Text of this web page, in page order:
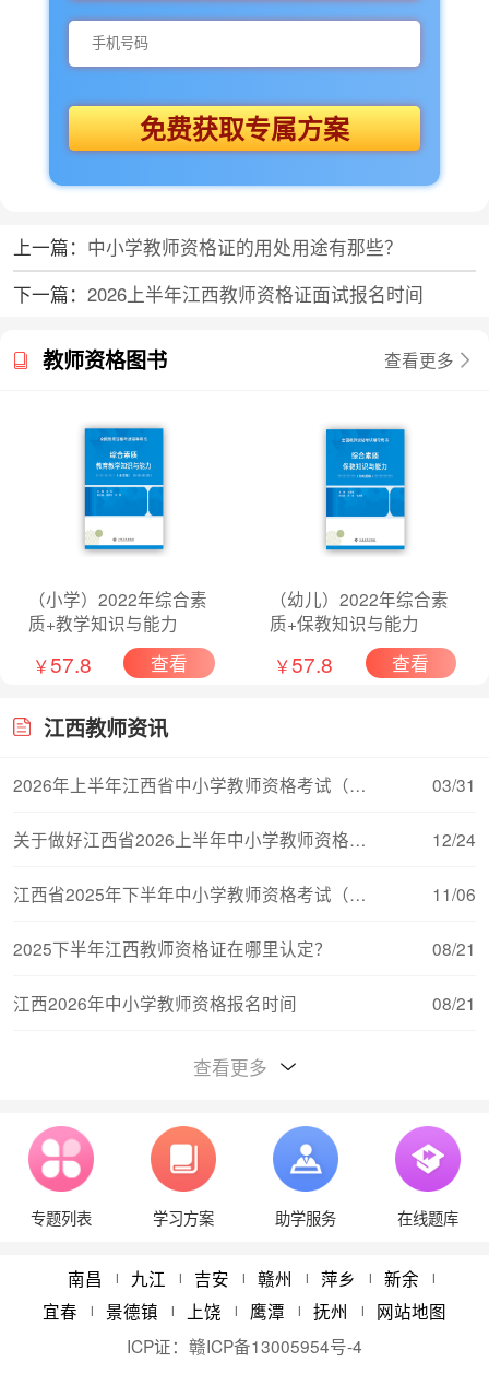
免费获取专属方案
上一篇： 中小学教师资格证的用处用途有那些？
下一篇： 2026上半年江西教师资格证面试报名时间
教师资格图书 查看更多
（小学）2022年综合素
质+教学知识与能力
￥57.8 查看
（幼儿）2022年综合素
质+保教知识与能力
￥57.8 查看
江西教师资讯
2026年上半年江西省中小学教师资格考试（面试） 03/31
关于做好江西省2026上半年中小学教师资格考试（ 12/24
江西省2025年下半年中小学教师资格考试（笔试） 11/06
2025下半年江西教师资格证在哪里认定？ 08/21
江西2026年中小学教师资格报名时间 08/21
江西教师资格证对普通话的要求
08/11
江西教师资格报考条件学历要求 08/21
2024年江西省教师资格认定体检时间 05/22
查看更多
专题列表 学习方案 助学服务 在线题库
南昌 | 九江 | 吉安 | 赣州 | 萍乡 | 新余 |
宜春 | 景德镇 | 上饶 | 鹰潭 | 抚州 |
网站地图
ICP证： 赣ICP备13005954号-4